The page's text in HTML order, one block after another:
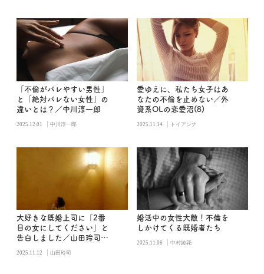
「不倫がバレやすい男性」
と「絶対バレない女性」の
違いとは？／中川淳一郎
2025.12.01 | 中川淳一郎
愛ゆえに、私たち女子はあ
なたの不倫を止めない／外
資系OLの恋愛沼(8)
2025.11.14 | トイアンナ
大好きな既婚上司に「2番
目の女にしてください」と
告白しました／山田玲司の
男子更衣室
2025.11.12 | 山田玲司
婚活中の女性大敵！不倫を
しかけてくる既婚者たち
2025.11.06 | 中村綾花